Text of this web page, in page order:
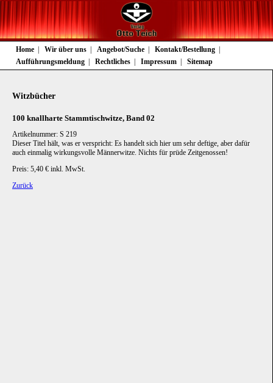
Navigation
überspringen
Home Wir über uns Angebot/Suche
Kontakt/Bestellung
Aufführungsmeldung
Rechtliches Impressum Sitemap
Witzbücher
100 knallharte Stammtischwitze, Band 02
Artikelnummer: S 219
Dieser Titel hält, was er verspricht: Es handelt sich hier um sehr deftige, aber dafür
auch einmalig wirkungsvolle Männerwitze. Nichts für prüde Zeitgenossen!
Preis: 5,40 € inkl. MwSt.
Zurück